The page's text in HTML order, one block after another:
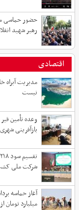
حضور حماسی
رهبر شهید
اقتصادی
مدیریت آبراه
نیست
وعده تأمین
بازآفرینی
شرکت ملی
میلیارد